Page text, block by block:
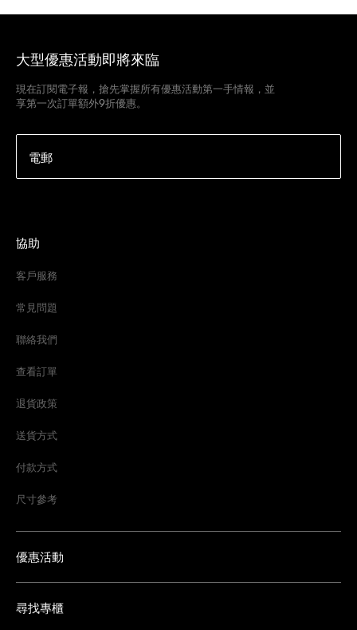
大型優惠活動即將來臨
現在訂閱電子報，搶先掌握所有優惠活動第一手情報，並
享第一次訂單額外9折優惠。
電郵
協助
客戶服務
常見問題
聯絡我們
查看訂單
退貨政策
送貨方式
付款方式
尺寸參考
優惠活動
尋找專櫃